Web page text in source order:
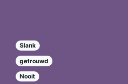
Slank
getrouwd
Nooit